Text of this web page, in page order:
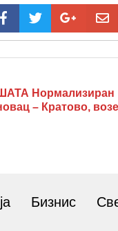
Нормализиран
– Кратово,
Бизнис